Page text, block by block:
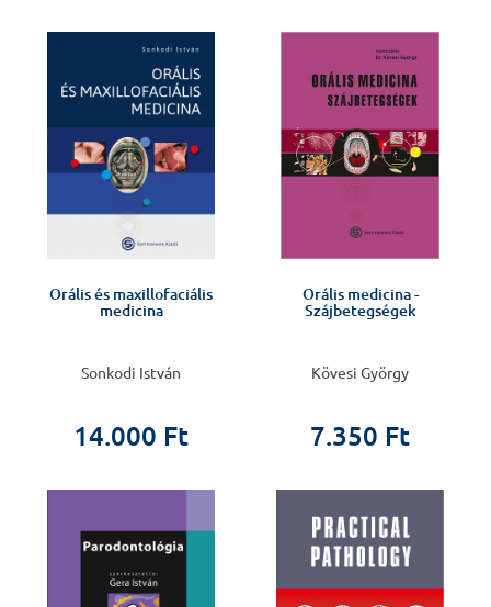
Orális és maxillofaciális
medicina
Sonkodi István
14.000 Ft
Orális medicina -
Szájbetegségek
Kövesi György
7.350 Ft